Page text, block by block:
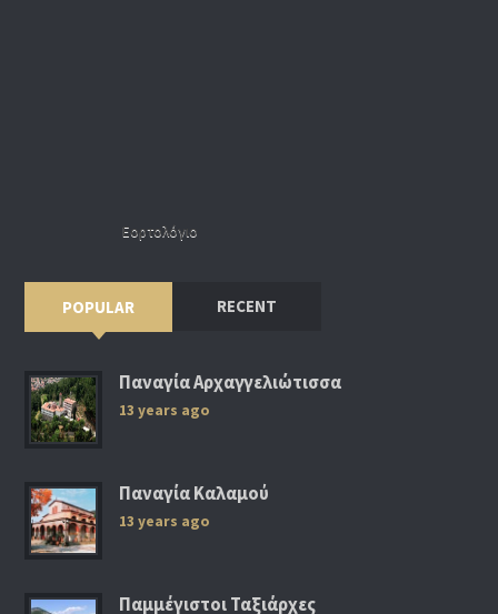
Εορτολόγιο
POPULAR RECENT
Παναγία Αρχαγγελιώτισσα
13 years ago
Παναγία Καλαμού
13 years ago
Παμμέγιστοι Ταξιάρχες